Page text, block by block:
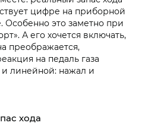
цифре на приборной
Особенно это заметно при
А его хочется включать,
преображается,
на педаль газа
и линейной: нажал и
хода